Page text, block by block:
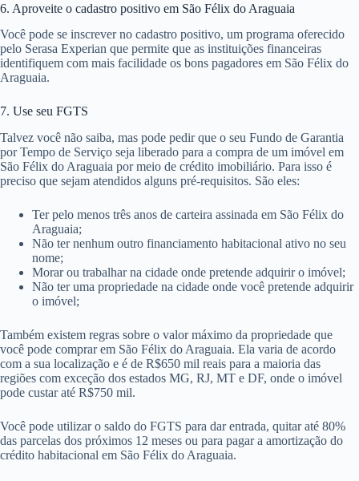
6. Aproveite o cadastro positivo em São Félix do Araguaia
Você pode se inscrever no cadastro positivo, um programa oferecido
pelo Serasa Experian que permite que as instituições financeiras
identifiquem com mais facilidade os bons pagadores em São Félix do
Araguaia.
7. Use seu FGTS
Talvez você não saiba, mas pode pedir que o seu Fundo de Garantia
por Tempo de Serviço seja liberado para a compra de um imóvel em
São Félix do Araguaia por meio de crédito imobiliário. Para isso é
preciso que sejam atendidos alguns pré-requisitos. São eles:
Ter pelo menos três anos de carteira assinada em São Félix do
Araguaia;
Não ter nenhum outro financiamento habitacional ativo no seu
nome;
Morar ou trabalhar na cidade onde pretende adquirir o imóvel;
Não ter uma propriedade na cidade onde você pretende adquirir
o imóvel;
Também existem regras sobre o valor máximo da propriedade que
você pode comprar em São Félix do Araguaia. Ela varia de acordo
com a sua localização e é de R$650 mil reais para a maioria das
regiões com exceção dos estados MG, RJ, MT e DF, onde o imóvel
pode custar até R$750 mil.
Você pode utilizar o saldo do FGTS para dar entrada, quitar até 80%
das parcelas dos próximos 12 meses ou para pagar a amortização do
crédito habitacional em São Félix do Araguaia.